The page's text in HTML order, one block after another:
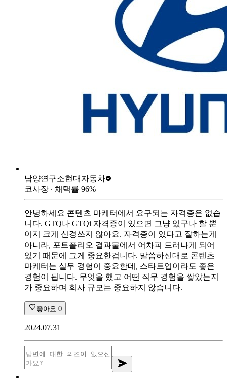
남양연구소현대자동차
코사장 ∙ 채택률 96%
안녕하세요 콘텐츠 마케터에서 요구되는 자격증은 없습
니다. GTQ나 GTQi 자격증이 있으면 그냥 있구나 할 뿐
이지 크게 신경쓰지 않아요. 자격증이 있다고 잘하는게
아니라, 포트폴리오 결과물에서 어차피 드러나게 되어
있기 때문에 그게 중요한겁니다. 말씀하신대로 콘텐츠
마케터는 실무 경험이 중요한데, 스타트업이라도 좋은
경험이 됩니다. 무엇을 했고 어떤 직무 경험을 쌓았는지
가 중요하며 회사 규모는 중요하지 않습니다.
좋아요 0
2024.07.31